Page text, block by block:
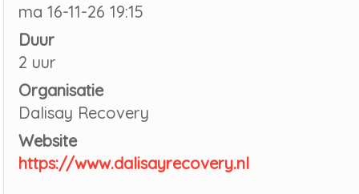
ma 16-11-26 19:15
Duur
2 uur
Organisatie
Dalisay Recovery
Website
https://www.dalisayrecovery.nl